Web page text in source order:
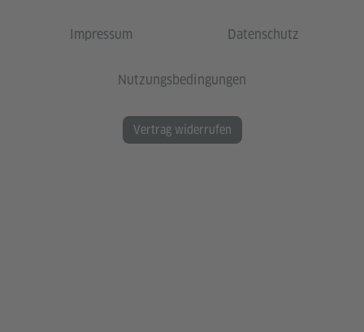
Impressum Datenschutz
Nutzungsbedingungen
Vertrag widerrufen